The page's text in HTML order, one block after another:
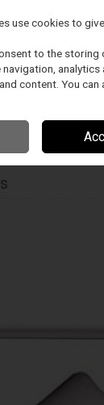
/Chemtronics/
Tip Foam
use cookies to
to the storing
analytics
content. You can